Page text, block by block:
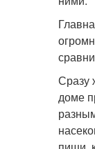
Сразу
доме